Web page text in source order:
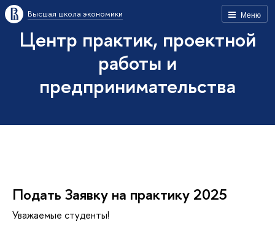
Меню
ысшая школа экономики
Центр практик, проектной
работы и
предпринимательства
Подать Заявку на практику 2025
Уважаемые студенты!